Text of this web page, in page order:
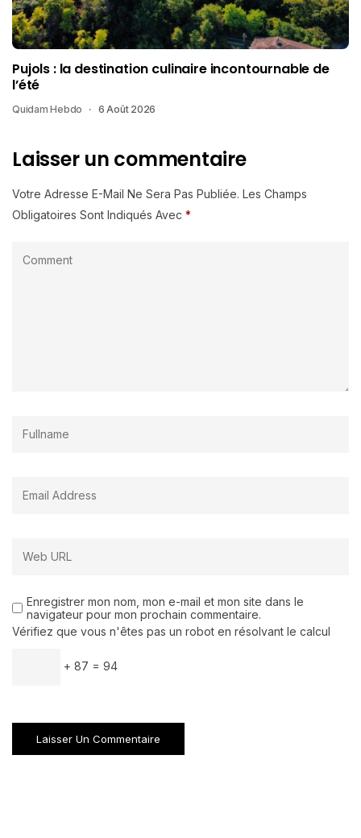
Pujols : la destination culinaire incontournable de
l’été
Quidam Hebdo 6 Août 2026
Laisser un commentaire
Votre Adresse E-Mail Ne Sera Pas Publiée. Les Champs
Obligatoires Sont Indiqués Avec *
Enregistrer mon nom, mon e-mail et mon site dans le
navigateur pour mon prochain commentaire.
Vérifiez que vous n'êtes pas un robot en résolvant le calcul
+ 87 = 94